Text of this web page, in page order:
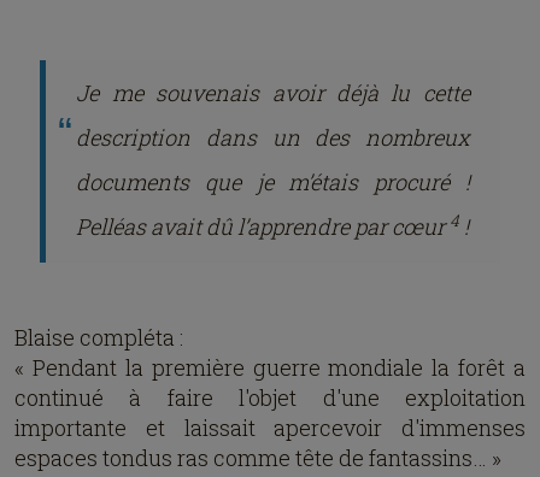
Je me souvenais avoir déjà lu cette
description dans un des nombreux
documents que je m’étais procuré !
Pelléas avait dû l’apprendre par cœur4 !
Blaise compléta :
« Pendant la première guerre mondiale la forêt a
continué à faire l'objet d'une exploitation
importante et laissait apercevoir d'immenses
espaces tondus ras comme tête de fantassins… »